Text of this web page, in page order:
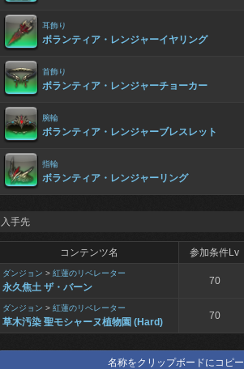
耳飾り
ボランティア・レンジャーイヤリング
首飾り
ボランティア・レンジャーチョーカー
腕輪
ボランティア・レンジャーブレスレット
指輪
ボランティア・レンジャーリング
入手先
コンテンツ名 参加条件Lv
ダンジョン > 紅蓮のリベレーター
永久焦土 ザ・バーン
70
ダンジョン > 紅蓮のリベレーター
草木汚染 聖モシャーヌ植物園 (Hard)
70
名称をクリップボードにコピー